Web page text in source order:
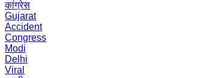
कांग्रेस
Gujarat
Accident
Congress
Modi
Delhi
Viral